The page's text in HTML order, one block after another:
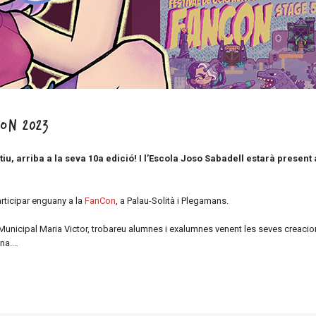
2023
arriba a la seva 10a edició! I l’Escola Joso Sabadell estarà present
enguany a la FanCon, a Palau-Solità i Plegamans.
Maria Victor, trobareu alumnes i exalumnes venent les seves